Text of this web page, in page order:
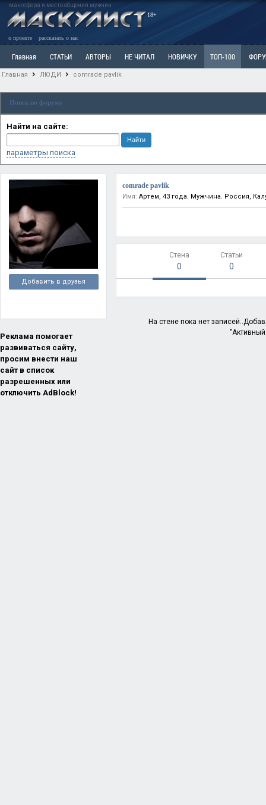
маносфера и место общения мужчин
18+
о проекте рассказать о нас
Главная СТАТЬИ АВТОРЫ НЕ ЧИТАЛ НОВИЧКУ ТОП-100
Ветка: Расстаюсь или Развожусь. САНЧАС
РАЗДЕЛ: Разное
Главная ЛЮДИ comrade pavlik
Поиск по форуму
Найти на сайте:
параметры поиска
Добавить в друзья
Реклама помогает
развиваться сайту,
просим внести наш
сайт в список
разрешенных или
отключить AdBlock!
comrade pavlik
Имя: Артем, 43 года. Мужчина. Россия,
Стена
0
Статьи
0
На стене пока нет
"Активный